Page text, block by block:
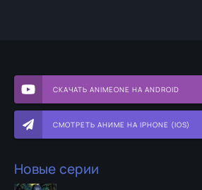
СКАЧАТЬ ANIMEONE НА ANDROID
СМОТРЕТЬ АНИМЕ НА IPHONE (IOS)
Новые серии